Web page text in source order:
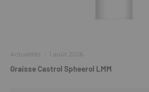
Actualités · 1 août 2026
Graisse Castrol Spheerol LMM